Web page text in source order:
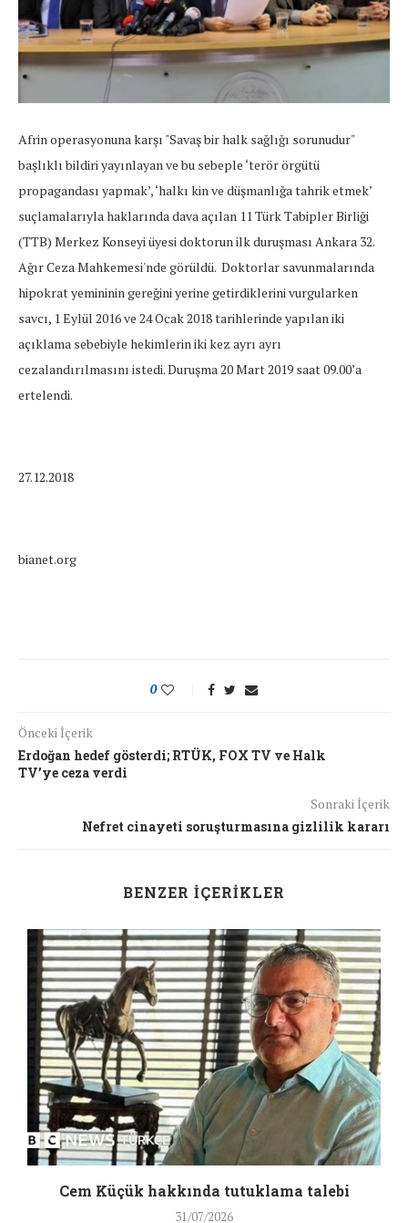
Afrin operasyonuna karşı "Savaş bir halk sağlığı sorunudur"
başlıklı bildiri yayınlayan ve bu sebeple ‘terör örgütü
propagandası yapmak’, ‘halkı kin ve düşmanlığa tahrik etmek’
suçlamalarıyla haklarında dava açılan 11 Türk Tabipler Birliği
(TTB) Merkez Konseyi üyesi doktorun ilk duruşması Ankara 32.
Ağır Ceza Mahkemesi'nde görüldü. Doktorlar savunmalarında
hipokrat yemininin gereğini yerine getirdiklerini vurgularken
savcı, 1 Eylül 2016 ve 24 Ocak 2018 tarihlerinde yapılan iki
açıklama sebebiyle hekimlerin iki kez ayrı ayrı
cezalandırılmasını istedi. Duruşma 20 Mart 2019 saat 09.00’a
ertelendi.
27.12.2018
bianet.org
0
Önceki İçerik
Erdoğan hedef gösterdi; RTÜK, FOX TV ve Halk
TV’ye ceza verdi
Sonraki İçerik
Nefret cinayeti soruşturmasına gizlilik kararı
BENZER İÇERIKLER
Cem Küçük hakkında tutuklama talebi
31/07/2026